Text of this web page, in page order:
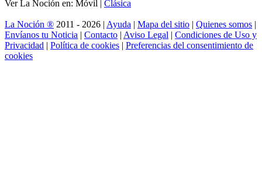
Ver La Noción en: Móvil | Clásica
La Noción ® 2011 - 2026 | Ayuda | Mapa del sitio | Quienes somos |
Envíanos tu Noticia | Contacto | Aviso Legal | Condiciones de Uso y
Privacidad | Política de cookies | Preferencias del consentimiento de
cookies